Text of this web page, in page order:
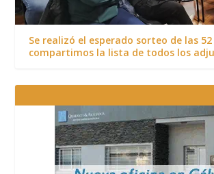
Se realizó el esperado sorteo de las
compartimos la lista de todos los